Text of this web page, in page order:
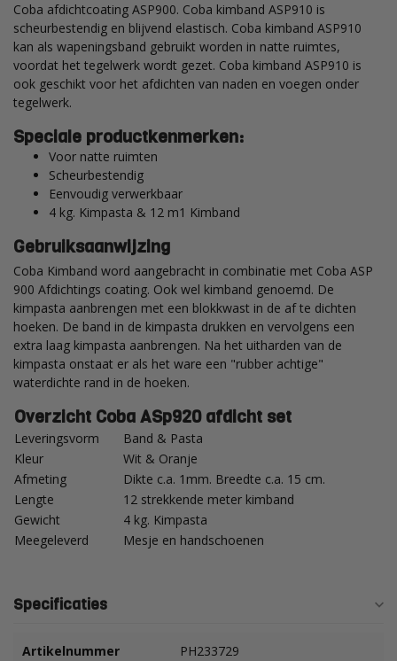
Coba afdichtcoating ASP900. Coba kimband ASP910 is
scheurbestendig en blijvend elastisch. Coba kimband ASP910
kan als wapeningsband gebruikt worden in natte ruimtes,
voordat het tegelwerk wordt gezet. Coba kimband ASP910 is
ook geschikt voor het afdichten van naden en voegen onder
tegelwerk.
Speciale productkenmerken:
Voor natte ruimten
Scheurbestendig
Eenvoudig verwerkbaar
4 kg. Kimpasta & 12 m1 Kimband
Gebruiksaanwijzing
Coba Kimband word aangebracht in combinatie met Coba ASP
900 Afdichtings coating. Ook wel kimband genoemd. De
kimpasta aanbrengen met een blokkwast in de af te dichten
hoeken. De band in de kimpasta drukken en vervolgens een
extra laag kimpasta aanbrengen. Na het uitharden van de
kimpasta onstaat er als het ware een "rubber achtige"
waterdichte rand in de hoeken.
Overzicht Coba ASp920 afdicht set
Leveringsvorm
Band & Pasta
Kleur
Wit & Oranje
Afmeting
Dikte c.a. 1mm. Breedte c.a. 15 cm.
Lengte
12 strekkende meter kimband
Gewicht
4 kg. Kimpasta
Meegeleverd
Mesje en handschoenen
Specificaties
Artikelnummer PH233729